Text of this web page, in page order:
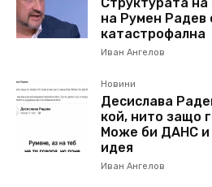
Структурата на
на Румен Радев
катастрофална
Иван Ангелов
Новини
Десислава
кой, нито защо
Може би ДАНС
идея
Иван Ангелов